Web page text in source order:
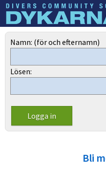
Dyknyheter
Namn: (för och efternamn)
Lösen:
Bli